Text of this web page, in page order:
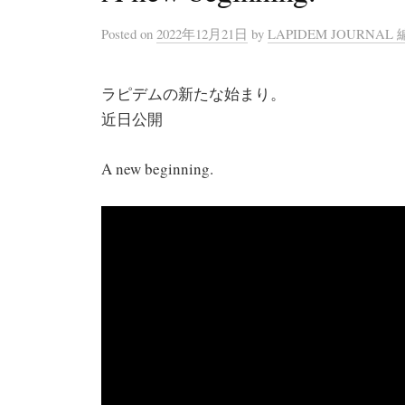
Posted on 2022年12月21日 by LAPIDEM JOURNAL
ラピデムの新たな始まり。
近日公開
A new beginning.